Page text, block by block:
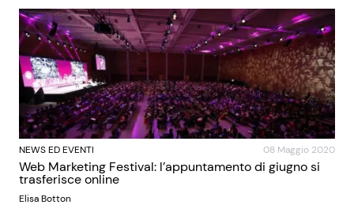
NEWS ED EVENTI 08 Maggio 2020
Web Marketing Festival: l’appuntamento di giugno si
trasferisce online
Elisa Botton